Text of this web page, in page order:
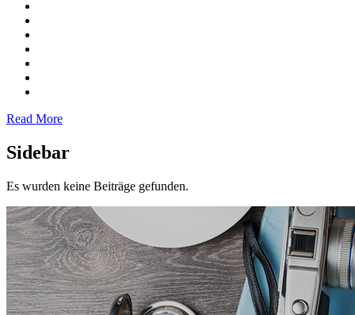
Read More
Sidebar
Es wurden keine Beiträge gefunden.